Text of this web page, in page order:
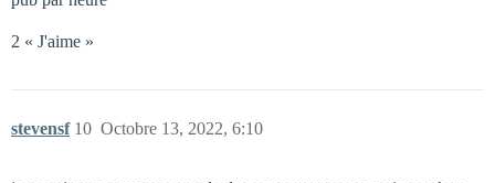
2 « J'aime »
stevensf Octobre 13, 2022, 6:10
10